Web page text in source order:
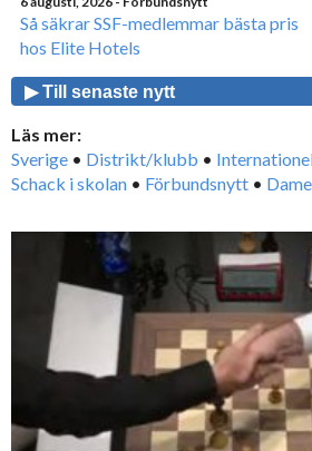
Så säkrar SSF-medlemmar bästa pris
hos Elite Hotels
▶ Till senaste nytt
Läs mer:
Sverige • Distrikt/klubb •
Schack i skolan • Förbundsnytt •